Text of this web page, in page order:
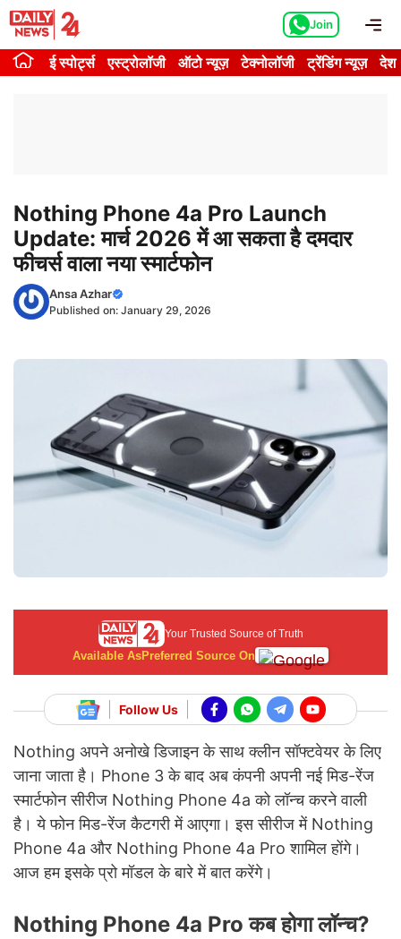
Skip
content
Join
ई स्पोर्ट्स एस्ट्रोलॉजी ऑटो न्यूज़ टेक्नोलॉजी ट्रेंडिंग न्यूज़ देश
Nothing Phone 4a Pro Launch
Update: मार्च 2026 में आ सकता है दमदार
फीचर्स वाला नया स्मार्टफोन
Ansa Azhar
Published on: January 29, 2026
Your Trusted Source of Truth
Available AsPreferred Source On
Follow Us
Nothing अपने अनोखे डिजाइन के साथ क्लीन सॉफ्टवेयर के लिए
जाना जाता है। Phone 3 के बाद अब कंपनी अपनी नई मिड-रेंज
स्मार्टफोन सीरीज Nothing Phone 4a को लॉन्च करने वाली
है। ये फोन मिड-रेंज कैटगरी में आएगा। इस सीरीज में Nothing
Phone 4a और Nothing Phone 4a Pro शामिल होंगे।
आज हम इसके प्रो मॉडल के बारे में बात करेंगे।
Nothing Phone 4a Pro कब होगा लॉन्च?